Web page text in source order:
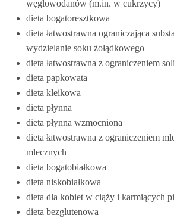
węglowodanów (m.in. w cukrzycy)
dieta bogatoresztkowa
dieta łatwostrawna ograniczająca
wydzielanie soku żołądkowego
dieta łatwostrawna z ograniczeniem soli
dieta papkowata
dieta kleikowa
dieta płynna
dieta płynna wzmocniona
dieta łatwostrawna z ograniczeniem
mlecznych
dieta bogatobiałkowa
dieta niskobiałkowa
dieta dla kobiet w ciąży i karmiących
dieta bezglutenowa